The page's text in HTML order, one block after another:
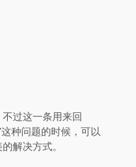
过这一条用来回
种问题的时候，可以
解决方式。